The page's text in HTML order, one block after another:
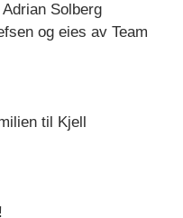
Solberg
og eies av Team
til Kjell